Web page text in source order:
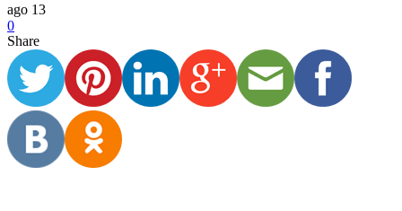
ago 13
0
Share